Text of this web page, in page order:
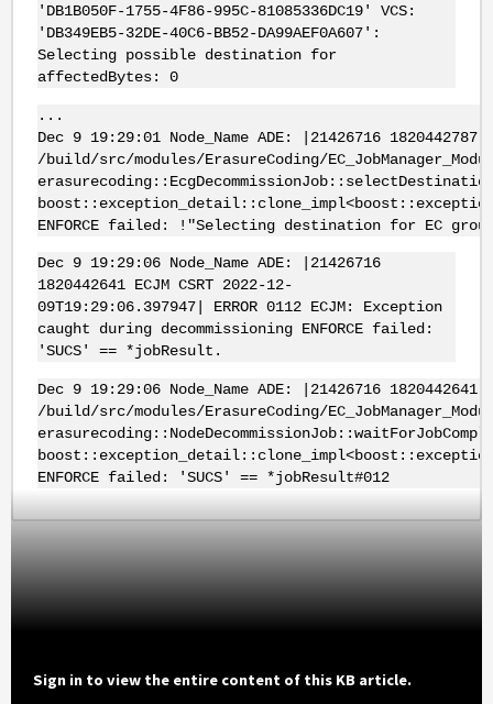
'DB1B050F-1755-4F86-995C-81085336DC19' VCS:
'DB349EB5-32DE-40C6-BB52-DA99AEF0A607':
Selecting possible destination for
affectedBytes: 0
...
Dec 9 19:29:01 Node_Name ADE: |21426716 1820442787
/build/src/modules/ErasureCoding/
ENFORCE failed: !"Selecting destination for EC
Dec 9 19:29:06 Node_Name ADE: |21426716
1820442641 ECJM CSRT 2022-12-
09T19:29:06.397947| ERROR 0112 ECJM: Exception
caught during decommissioning ENFORCE failed:
'SUCS' == *jobResult.
Dec 9 19:29:06 Node_Name ADE: |21426716 1820442641
/build/src/modules/ErasureCoding/
ENFORCE failed: 'SUCS' == *jobResult#012
Sign in to view the entire content of this KB article.